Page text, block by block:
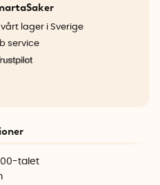
lager i Sverige
service
talet